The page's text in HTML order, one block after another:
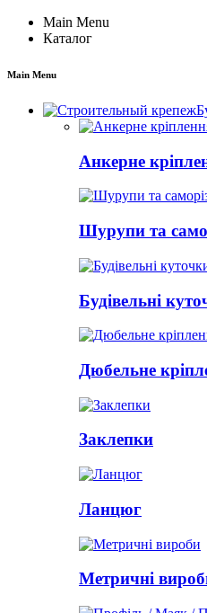
Main Menu
Каталог
Main Menu
Анкерне
Шурупи та
Будівельні
Дюбельне
Заклепки
Ланцюг
Метричні